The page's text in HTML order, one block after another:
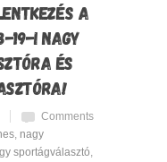
A
19-I NAGY
ÉS
Comments
, nagy
sportágválasztó,